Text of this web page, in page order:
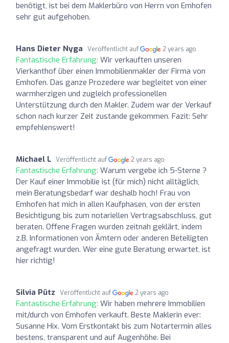
benötigt, ist bei dem Maklerbüro von Herrn von Emhofen
sehr gut aufgehoben.
Hans Dieter Nyga Veröffentlicht auf 2 years ago
Fantastische Erfahrung: Wir verkauften unseren
Vierkanthof über einen Immobilienmakler der Firma von
Emhofen. Das ganze Prozedere war begleitet von einer
warmherzigen und zugleich professionellen
Unterstützung durch den Makler. Zudem war der Verkauf
schon nach kurzer Zeit zustande gekommen. Fazit: Sehr
empfehlenswert!
Michael L Veröffentlicht auf 2 years ago
Fantastische Erfahrung: Warum vergebe ich 5-Sterne ?
Der Kauf einer Immobilie ist (für mich) nicht alltäglich,
mein Beratungsbedarf war deshalb hoch! Frau von
Emhofen hat mich in allen Kaufphasen, von der ersten
Besichtigung bis zum notariellen Vertragsabschluss, gut
beraten. Offene Fragen wurden zeitnah geklärt, indem
z.B. Informationen von Ämtern oder anderen Beteiligten
angefragt wurden. Wer eine gute Beratung erwartet, ist
hier richtig!
Silvia Pütz Veröffentlicht auf 2 years ago
Fantastische Erfahrung: Wir haben mehrere Immobilien
mit/durch von Emhofen verkauft. Beste Maklerin ever:
Susanne Hix. Vom Erstkontakt bis zum Notartermin alles
bestens, transparent und auf Augenhöhe. Bei